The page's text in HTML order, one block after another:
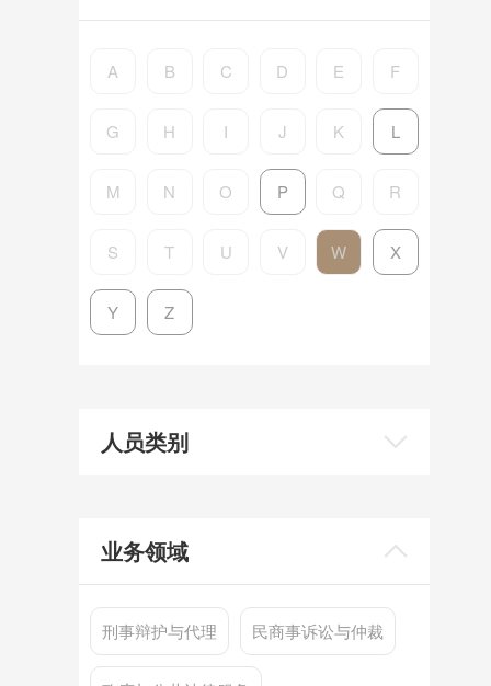
A B C D E F
G H I J K L
M N O P Q R
S T U V W X
Y Z
人员类别
业务领域
刑事辩护与代理 民商事诉讼与仲裁